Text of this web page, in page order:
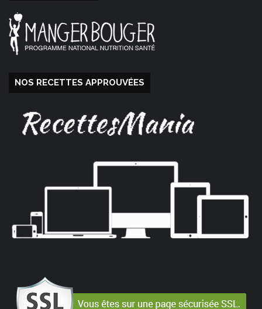
NOS RECETTES APPROUVÉES